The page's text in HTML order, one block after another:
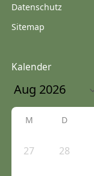
Datenschutz
Sitemap
Kalender
M D
27 28